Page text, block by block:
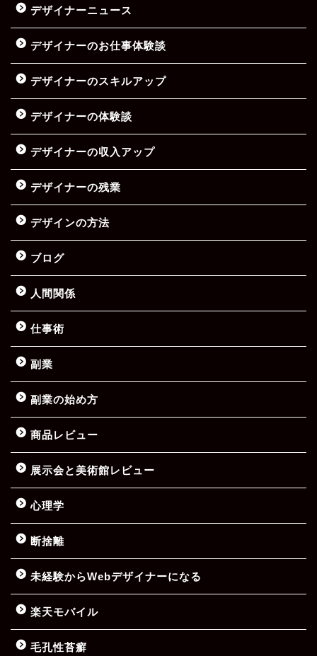
デザイナーニュース
デザイナーのお仕事体験談
デザイナーのスキルアップ
デザイナーの体験談
デザイナーの収入アップ
デザイナーの残業
デザインの方法
ブログ
人間関係
仕事術
副業
副業の始め方
商品レビュー
展示会と美術館レビュー
心理学
断捨離
未経験からWebデザイナーになる
楽天モバイル
毛孔性苔癬